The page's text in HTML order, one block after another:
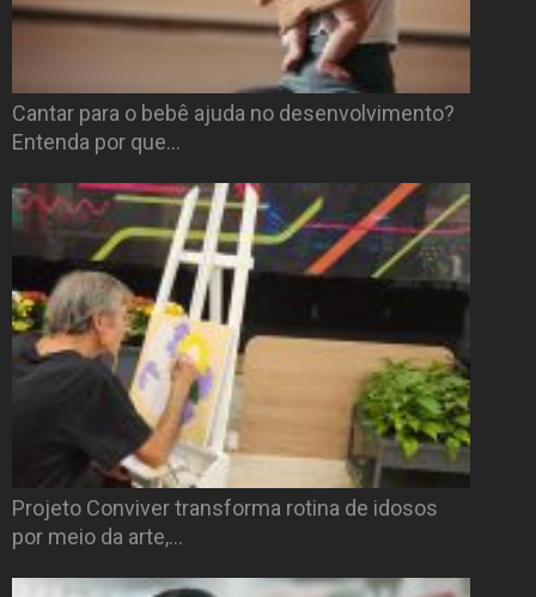
Cantar para o bebê ajuda no desenvolvimento?
Entenda por que…
Projeto Conviver transforma rotina de idosos
por meio da arte,…